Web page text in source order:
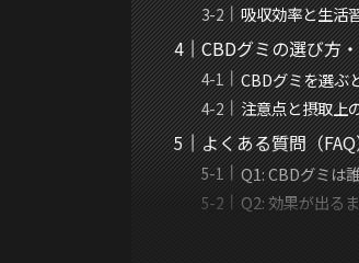
吸収効率と生活
CBDグミの選び方
CBDグミを選ぶ
注意点と摂取上
よくある質問（
Q1: CBDグミは
Q2: 効果が出る